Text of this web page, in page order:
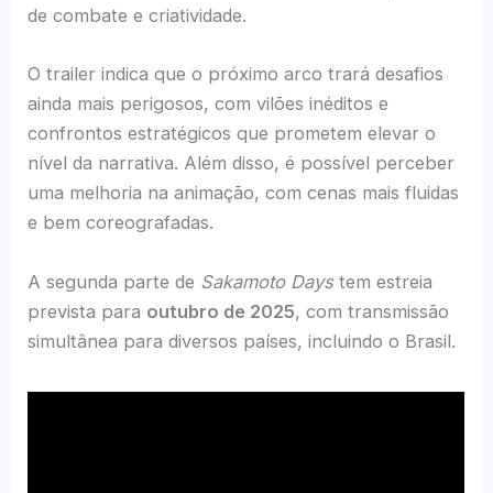
de combate e criatividade.
O trailer indica que o próximo arco trará desafios
ainda mais perigosos, com vilões inéditos e
confrontos estratégicos que prometem elevar o
nível da narrativa. Além disso, é possível perceber
uma melhoria na animação, com cenas mais fluidas
e bem coreografadas.
A segunda parte de Sakamoto Daystem estreia
prevista para outubro de 2025, com transmissão
simultânea para diversos países, incluindo o Brasil.